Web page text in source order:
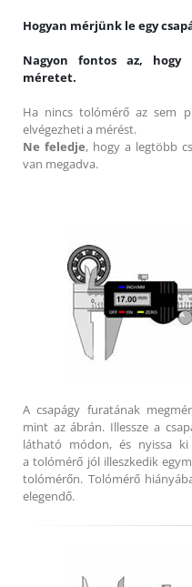
Hogyan mérjünk le egy
Nagyon fontos az, hogy
méretet.
Ha nincs tolómérő az sem
elvégezheti a mérést.
Ne feledje, hogy a legtöbb
van megadva.
A csapágy furatának
mint az ábrán. Illessze a
látható módon, és nyissa
a tolómérő jól illeszkedik
tolómérőn. Tolómérő
elegendő.